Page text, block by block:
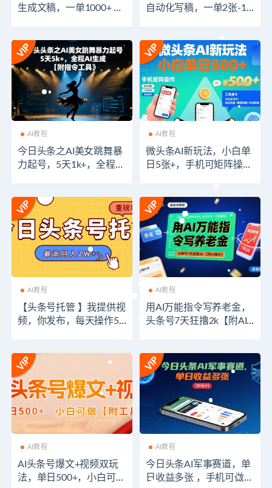
生成文稿，一单1000+ 永
自动化写稿，一单2张-1k
AI教程
今日头条之AI美女跳舞暴
力起号，5天1k+，全程AI
AI教程
微头条AI新玩法，小白单
日5张+，手机可矩阵操作
AI教程
【头条号托管 】我提供视
频，你发布，每天操作5
AI教程
用AI万能指令写养老金，
头条号7天狂撸2k【附AI
AI教程
AI头条号爆文+视频双玩
法，单日500+，小白可做
AI教程
今日头条AI军事赛道，单
日收益多张 ，手机可做